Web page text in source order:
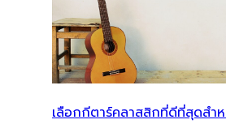
เลือกกีตาร์คลาสสิกที่ดีที่สุดส